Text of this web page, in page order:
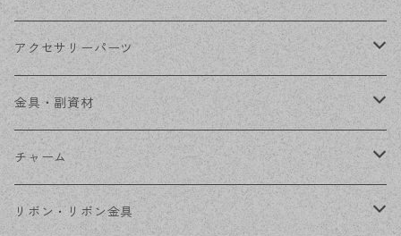
ステンレスチェーン
ステンレス金具
アクセサリーパーツ
デザイン丸カン
フレーム
コネクター
金具・副資材
丸カン
ピン類
チャーム
金属
リボン・リボン金具